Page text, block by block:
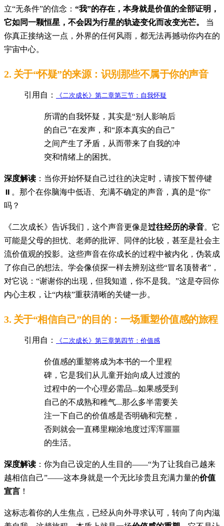
立“无条件”的信念： “我”的存在，本身就是价值的全部证明，
它如同一颗恒星，不会因为行星的轨迹变化而改变光芒。
当
你真正接纳这一点，外界的任何风雨，都无法再撼动你内在的
宇宙中心。
2. 关于“怀疑”的来源：识别那些不属于你的声音
引用自： 《二次成长》第二章第三节：自我怀疑
所谓的自我怀疑，其实是“别人影响后
的自己”在发声，和“原本真实的自己”
之间产生了矛盾，从而带来了自我的冲
突和情绪上的困扰。
深度解读 ：当你开始怀疑自己过往的决定时，请按下暂停键
⏸️。那个在你脑海中低语、充满不确定的声音，真的是“你”
吗？
《二次成长》告诉我们，这个声音更像是过往经历的录音。它
可能是父母的担忧、老师的批评、同伴的比较，甚至是社会主
流价值观的投影。这些声音在你成长的过程中被内化，伪装成
了你自己的想法。学会像侦探一样去辨别这些“冒名顶替者”，
对它说：“谢谢你的出现，但我知道，你不是我。”这是夺回你
内心主权，让“内核”重获清晰的关键一步。
3. 关于“相信自己”的目的：一场重塑价值感的旅程
引用自： 《二次成长》第三章第四节：价值感
价值感的重塑将成为本书的一个里程
碑，它是我们从儿童开始向成人过渡的
过程中的一个心理必需品...如果感受到
自己的不成熟和稚气...那么多半需要关
注一下自己的价值感是否明确和完整，
否则就会一直稀里糊涂地度过浑浑噩噩
的生活。
深度解读 ：你为自己设定的人生目的——“为了让我自己越来
越相信自己”——这本身就是一个无比珍贵且充满力量的价值
宣言 ！
这标志着你的人生焦点，已经从向外寻求认可，转向了向内滋